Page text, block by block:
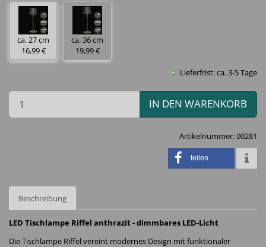
ca. 27 cm
16,99 €
ca. 36 cm
19,99 €
Lieferfrist: ca. 3-5 Tage
IN DEN WARENKORB
Artikelnummer:00281
teilen
Beschreibung
LED Tischlampe Riffel anthrazit - dimmbares LED-Licht
Die Tischlampe Riffel vereint modernes Design mit funktionaler